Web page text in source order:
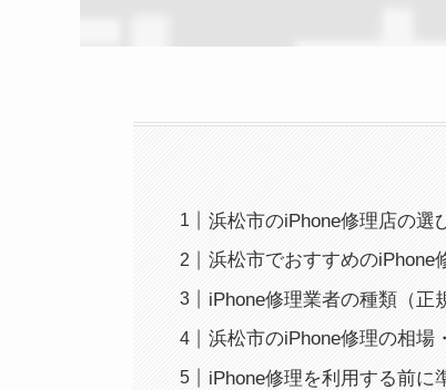
浜松市のiPhone修理店の選
浜松市でおすすめのiPhone
iPhone修理業者の種類（正
浜松市のiPhone修理の相場
iPhone修理を利用する前に